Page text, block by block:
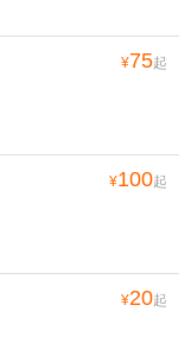
¥75起
¥100起
¥20起